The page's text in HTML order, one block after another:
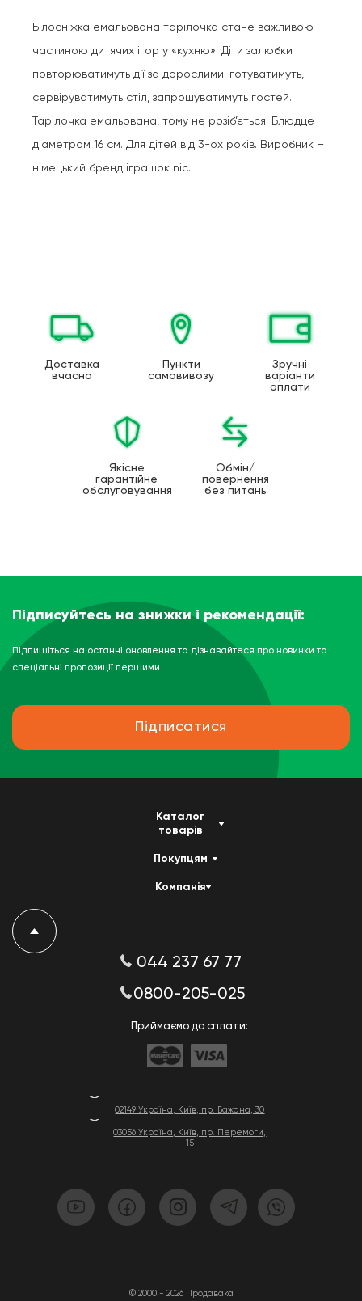
Білосніжка емальована тарілочка стане важливою
частиною дитячих ігор у «кухню». Діти залюбки
повторюватимуть дії за дорослими: готуватимуть,
сервіруватимуть стіл, запрошуватимуть гостей.
Тарілочка емальована, тому не розіб’ється. Блюдце
діаметром 16 см. Для дітей від 3-ох років. Виробник –
німецький бренд іграшок nic.
Доставка
вчасно
Пункти
самовивозу
Зручні
варіанти
оплати
Якісне
гарантійне
обслуговування
Обмін/
повернення
без питань
Підписуйтесь на знижки і рекомендації:
Підпишіться на останні оновлення та дізнавайтеся про новинки та
спеціальні пропозиції першими
Підписатися
02149 Україна, Київ, пр. Бажана, 30
03056 Україна, Київ, пр. Перемоги,
15
© 2000 - 2026 Продавака
Каталог
товарів
Покупцям
Компанія
044 237 67 77
0800-205-025
Приймаємо до сплати: